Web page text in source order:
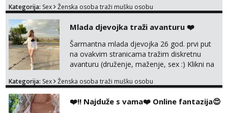
trazim puno samo malo njeznosti i
poljupce po tijelu koji me jako
pale,obozavam kad muskarac preuzme
kontrolu . javi se :) Klikni na link ispod i nadji
me tamo, cekam te!
Kategorija: Sex Ženska osoba traži mušku osobu
Mlada djevojka traži avanturu ❤️
Šarmantna mlada djevojka 26 god. prvi put
na ovakvim stranicama tražim diskretnu
avanturu (druženje, maženje, sex :) Klikni na
Kategorija: Sex Ženska osoba traži mušku osobu
❤️‼️ Najduže s vama❤️ Online fantazija😍